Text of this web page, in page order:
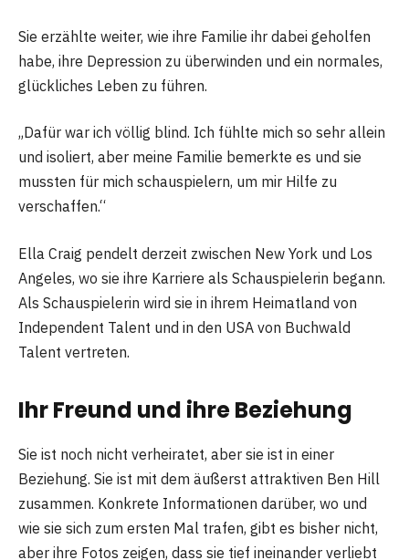
Sie erzählte weiter, wie ihre Familie ihr dabei geholfen
habe, ihre Depression zu überwinden und ein normales,
glückliches Leben zu führen.
„Dafür war ich völlig blind. Ich fühlte mich so sehr allein
und isoliert, aber meine Familie bemerkte es und sie
mussten für mich schauspielern, um mir Hilfe zu
verschaffen.“
Ella Craig pendelt derzeit zwischen New York und Los
Angeles, wo sie ihre Karriere als Schauspielerin begann.
Als Schauspielerin wird sie in ihrem Heimatland von
Independent Talent und in den USA von Buchwald
Talent vertreten.
Ihr Freund und ihre Beziehung
Sie ist noch nicht verheiratet, aber sie ist in einer
Beziehung. Sie ist mit dem äußerst attraktiven Ben Hill
zusammen. Konkrete Informationen darüber, wo und
wie sie sich zum ersten Mal trafen, gibt es bisher nicht,
aber ihre Fotos zeigen, dass sie tief ineinander verliebt